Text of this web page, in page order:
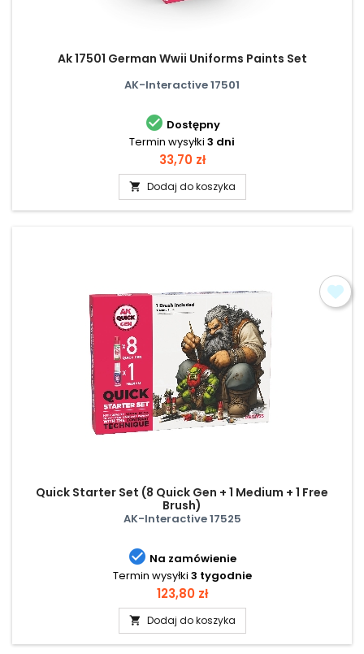
Ak 17501 German Wwii Uniforms Paints Set
AK-Interactive 17501
 Dostępny
Termin wysyłki 3 dni
Cena
33,70 zł
 Dodaj do koszyka
Quick Starter Set (8 Quick Gen + 1 Medium + 1 Free
Brush)
AK-Interactive 17525
 Na zamówienie
Termin wysyłki 3 tygodnie
Cena
123,80 zł
 Dodaj do koszyka